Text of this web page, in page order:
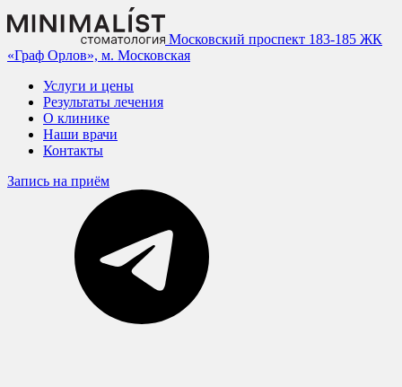
Московский проспект 183-185 ЖК
«Граф Орлов», м. Московская
Услуги и цены
Результаты лечения
О клинике
Наши врачи
Контакты
Запись на приём